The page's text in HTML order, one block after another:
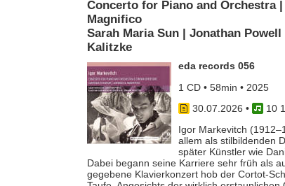
Concerto for Piano and Orchestra
Magnifico
Sarah Maria Sun | Jonathan
Kalitzke
eda records 056
1 CD • 58min • 2025
30.07.2026 •
10
Igor Markevitch
allem als stilbildenden
später Künstler wie
Dabei begann seine Karriere sehr früh als
gegebene Klavierkonzert hob der Cortot-